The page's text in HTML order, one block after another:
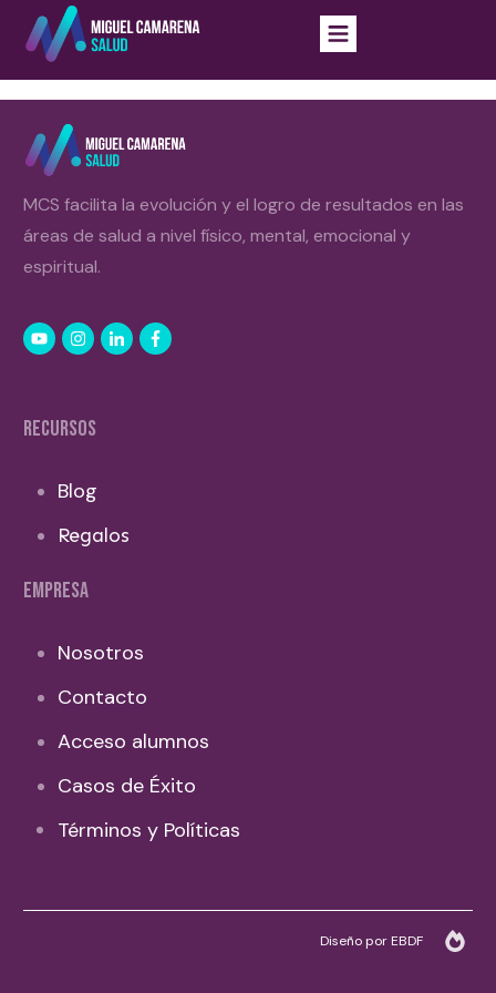
MCS facilita la evolución y el logro de resultados en las
áreas de salud a nivel físico, mental, emocional y
espiritual.
RECURSOS
Blog
Regalos
EMPRESA
Nosotros
Contacto
Acceso alumnos
Casos de Éxito
Términos y Políticas
Diseño por EBDF